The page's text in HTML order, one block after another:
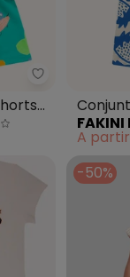
Fakini Kids -
FAKINI
A
-50%